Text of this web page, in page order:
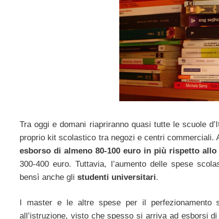
Tra oggi e domani riapriranno quasi tutte le scuole
proprio kit scolastico tra negozi e centri commerciali.
esborso di almeno 80-100 euro in più rispetto
300-400 euro. Tuttavia, l’aumento delle spese
bensì anche gli studenti universitari.
I master e le altre spese per il perfezionamento
all’istruzione, visto che spesso si arriva ad esborsi